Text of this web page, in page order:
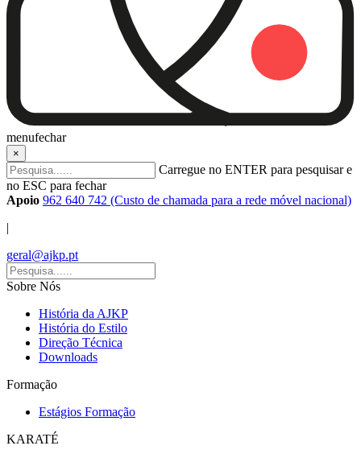
menufechar
×
Carregue no ENTER para pesquisar e
no ESC para fechar
Apoio 962 640 742 (Custo de chamada para a rede móvel nacional)
|
geral@ajkp.pt
Sobre Nós
História da AJKP
História do Estilo
Direção Técnica
Downloads
Formação
Estágios Formação
KARATÉ